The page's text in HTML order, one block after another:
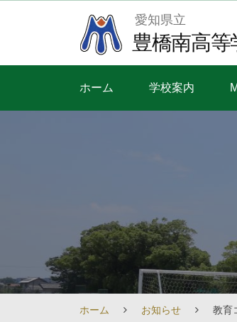
愛知県立
豊橋南高等
ホーム 学校案内
ホーム お知らせ 教育